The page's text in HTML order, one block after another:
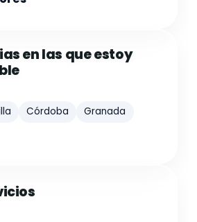
en las que estoy
Córdoba
Granada